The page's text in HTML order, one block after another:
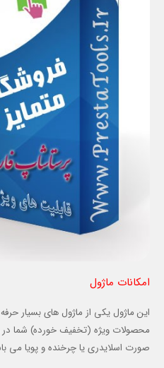
امکانات ماژول
این ماژول یکی از ماژول های بسیار
محصولات ویژه (تخفیف خورده) شما
صورت اسلایدری یا چرخنده و پویا می